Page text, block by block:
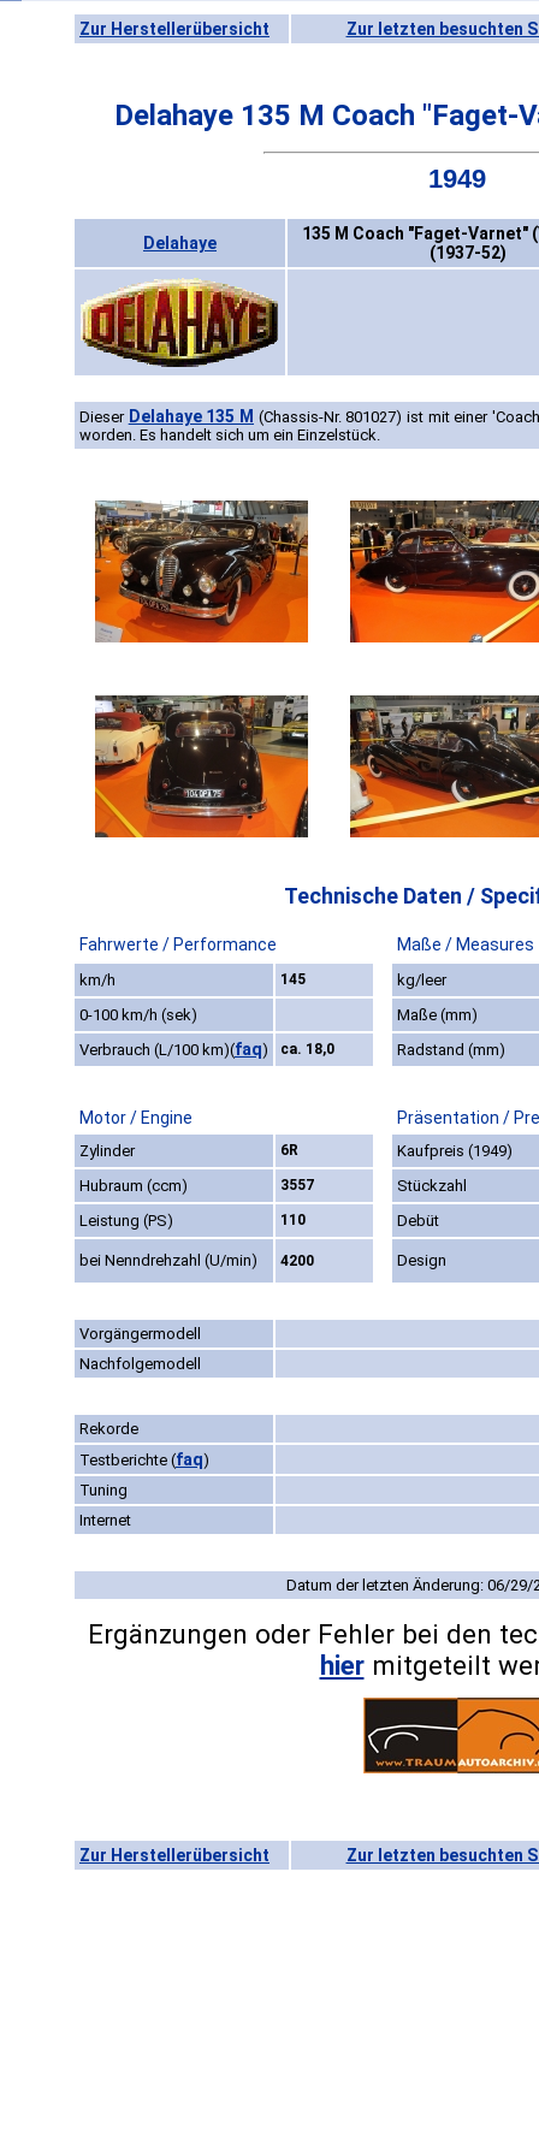
Zur Herstellerübersicht Zur letzten besuchten
Delahaye 135 M Coach "Faget-
1949
Delahaye
135 M Coach "Faget-Varnet"
(1937-52)
Dieser Delahaye 135 M (Chassis-Nr. 801027) ist mit einer
worden. Es handelt sich um ein Einzelstück.
Technische Daten /
Fahrwerte / Performance Maße / Measures
km/h 145
kg/leer
0-100 km/h (sek)
Maße (mm)
Verbrauch (L/100 km)(faq) ca. 18,0 Radstand (mm)
Motor / Engine Präsentation /
Zylinder 6R
Kaufpreis (1949)
Hubraum (ccm)
3557
Stückzahl
Leistung (PS)
110 Debüt
bei Nenndrehzahl (U/min) 4200 Design
Vorgängermodell
Nachfolgemodell
Rekorde
Testberichte (faq)
Tuning
Internet
Datum der letzten Änderung: 06/29/
Ergänzungen oder Fehler bei den
hiermitgeteilt
Zur Herstellerübersicht Zur letzten besuchten